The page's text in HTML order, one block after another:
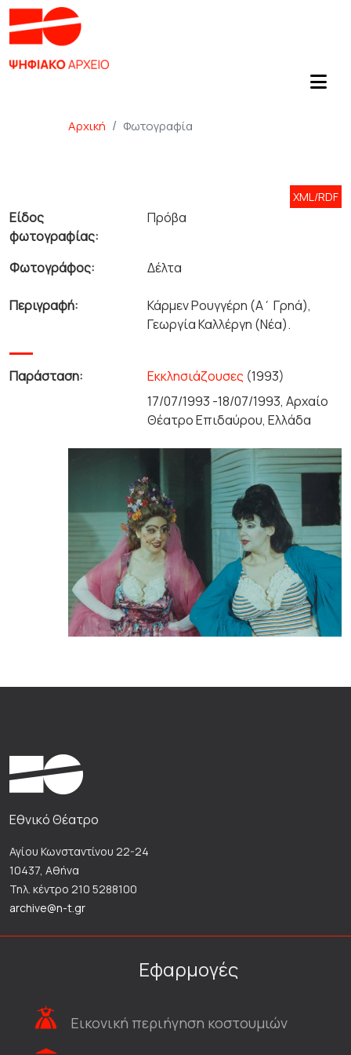
Αρχική Φωτογραφία
XML/RDF
Είδος
φωτογραφίας:
Πρόβα
Φωτογράφος: Δέλτα
Περιγραφή:
Κάρμεν Ρουγγέρη (Α΄ Γρηά),
Γεωργία Καλλέργη (Νέα).
Παράσταση: Εκκλησιάζουσες (1993)
17/07/1993 -18/07/1993, Αρχαίο
Θέατρο Επιδαύρου, Ελλάδα
Εθνικό Θέατρο
Αγίου Κωνσταντίνου 22-24
10437, Αθήνα
Τηλ. κέντρο 210 5288100
archive@n-t.gr
Εφαρμογές
Εικονική περιήγηση κοστουμιών